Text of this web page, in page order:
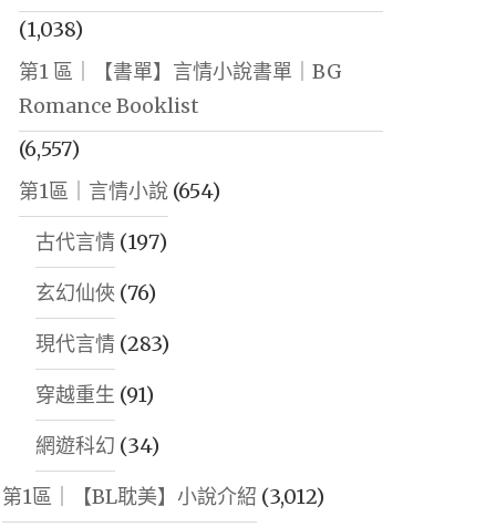
(1,038)
第1 區｜【書單】言情小說書單｜BG
Romance Booklist
(6,557)
第1區｜言情小說(654)
古代言情(197)
玄幻仙俠 (76)
現代言情(283)
穿越重生 (91)
網遊科幻 (34)
第1區｜【BL耽美】小說介紹 (3,012)